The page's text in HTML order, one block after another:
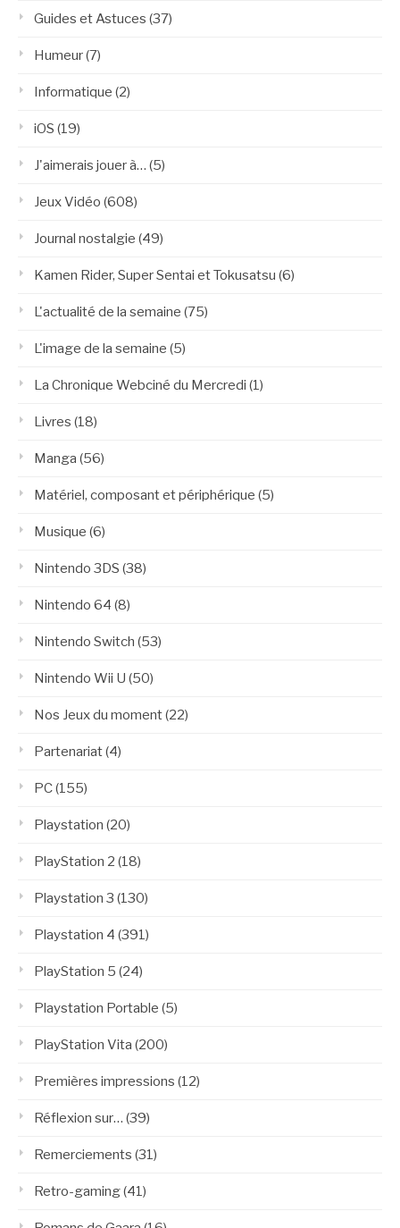
Guides et Astuces (37)
Humeur(7)
Informatique (2)
iOS (19)
J'aimerais jouer à… (5)
Jeux Vidéo (608)
Journal nostalgie (49)
Kamen Rider, Super Sentai et Tokusatsu (6)
L'actualité de la semaine (75)
L'image de la semaine (5)
La Chronique Webciné du Mercredi (1)
Livres (18)
Manga (56)
Matériel, composant et périphérique (5)
Musique (6)
Nintendo 3DS (38)
Nintendo 64 (8)
Nintendo Switch (53)
Nintendo Wii U (50)
Nos Jeux du moment(22)
Partenariat(4)
PC(155)
Playstation (20)
PlayStation 2 (18)
Playstation 3 (130)
Playstation 4 (391)
PlayStation 5 (24)
Playstation Portable (5)
PlayStation Vita (200)
Premières impressions (12)
Réflexion sur… (39)
Remerciements (31)
Retro-gaming(41)